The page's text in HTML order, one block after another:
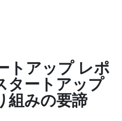
トアップ レポ
タートアップ
組みの要諦